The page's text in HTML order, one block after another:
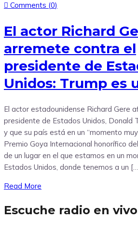
Comments (0)
El actor Richard
arremete contra el
presidente de
Unidos: Trump es
El actor estadounidense Richard Gere
presidente de Estados Unidos, Donald
y que su país está en un “momento
Premio Goya Internacional honorífico
de un lugar en el que estamos en un
Estados Unidos, donde tenemos a un
Read More
Escuche radio en